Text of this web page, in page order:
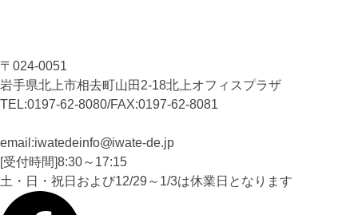
〒024-0051
岩手県北上市相去町山田2-18北上オフィスプラザ
TEL:0197-62-8080/FAX:0197-62-8081
email:iwatedeinfo iwate-de.jp
[受付時間]8:30～17:15
土・日・祝日および12/29～1/3は休業日となります